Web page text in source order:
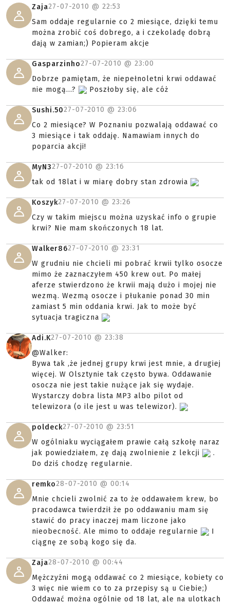
Zaja27-07-2010 @ 22:53
Sam oddaje regularnie co 2 miesiące, dzięki temu
można zrobić coś dobrego, a i czekoladę dobrą
dają w zamian;) Popieram akcje
Gasparzinho27-07-2010 @ 23:00
Dobrze pamiętam, że niepełnoletni krwi oddawać
nie mogą...?
Poszłoby się, ale cóż
Sushi.5027-07-2010 @ 23:06
Co 2 miesiące? W Poznaniu pozwalają oddawać co
3 miesiące i tak oddaję. Namawiam innych do
poparcia akcji!
MyN327-07-2010 @ 23:16
tak od 18lat i w miarę dobry stan zdrowia
Koszyk27-07-2010 @ 23:26
Czy w takim miejscu można uzyskać info o grupie
krwi? Nie mam skończonych 18 lat.
Walker8627-07-2010 @ 23:31
W grudniu nie chcieli mi pobrać krwii tylko osocze
mimo że zaznaczyłem 450 krew out. Po małej
aferze stwierdzono że krwii mają dużo i mojej nie
wezmą. Wezmą osocze i płukanie ponad 30 min
zamiast 5 min oddania krwi. Jak to może być
sytuacja tragiczna
Adi.K27-07-2010 @ 23:38
@Walker:
Bywa tak ,że jednej grupy krwi jest mnie, a drugiej
więcej. W Olsztynie tak często bywa. Oddawanie
osocza nie jest takie nużące jak się wydaje.
Wystarczy dobra lista MP3 albo pilot od
telewizora (o ile jest u was telewizor).
poldeck27-07-2010 @ 23:51
W ogólniaku wyciągałem prawie całą szkołę naraz
jak powiedziałem, zę dają zwolnienie z lekcji
.
Do dziś chodzę regularnie.
remko28-07-2010 @ 00:14
Mnie chcieli zwolnić za to że oddawałem krew, bo
pracodawca twierdził że po oddawaniu mam się
stawić do pracy inaczej mam liczone jako
nieobecność. Ale mimo to oddaje regularnie
I
ciągnę ze sobą kogo się da.
Zaja28-07-2010 @ 00:44
Mężczyźni mogą oddawać co 2 miesiące, kobiety co
3 więc nie wiem co to za przepisy są u Ciebie;)
Oddawać można ogólnie od 18 lat, ale na ulotkach